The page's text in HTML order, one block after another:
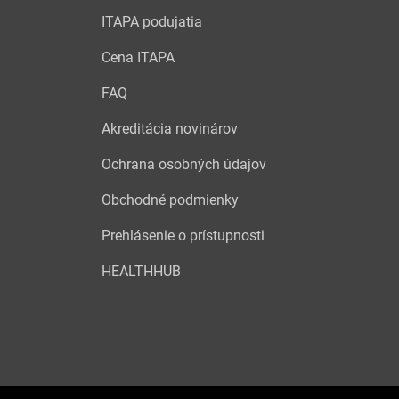
ITAPA podujatia
Cena ITAPA
FAQ
Akreditácia novinárov
Ochrana osobných údajov
Obchodné podmienky
Prehlásenie o prístupnosti
HEALTHHUB